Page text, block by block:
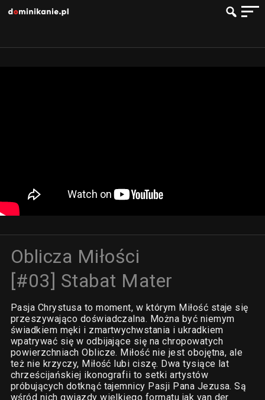
Oblicza Miłości
[#03] Stabat Mater
Pasja Chrystusa to moment, w którym Miłość staje się
przeszywająco doświadczalna. Można być niemym
świadkiem męki i zmartwychwstania i ukradkiem
wpatrywać się w odbijające się na chropowatych
powierzchniach Oblicze. Miłość nie jest obojętna, ale
też nie krzyczy, Miłość lubi ciszę. Dwa tysiące lat
chrześcijańskiej ikonografii to setki artystów
próbujących dotknąć tajemnicy Pasji Pana Jezusa. Są
wśród nich gwiazdy wielkiego formatu jak van der